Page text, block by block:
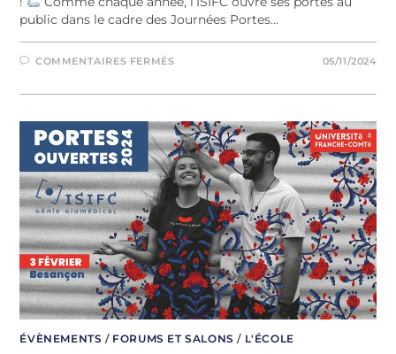
public dans le cadre des Journées Portes…
COMMENTAIRES FERMÉS 05/11/2024
ÉVÈNEMENTS / FORUMS ET SALONS / L'ÉCOLE